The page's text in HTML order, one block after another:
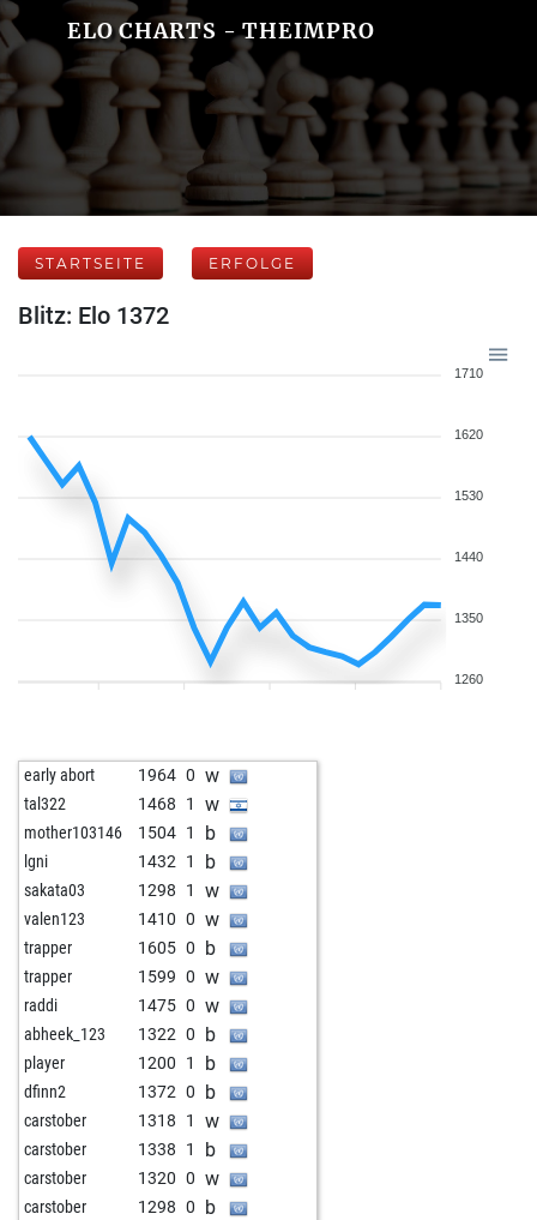
ELO CHARTS - THEIMPRO
STARTSEITE ERFOLGE
Blitz: Elo 1372
1710
1620
1530
1440
1350
1260
early abort 1964 0 w
tal322 1468 1 w
mother103146 1504 1 b
lgni 1432 1 b
sakata03 1298 1 w
valen123 1410 0 w
trapper 1605 0 b
trapper 1599 0 w
raddi 1475 0 w
abheek_123 1322 0 b
player 1200 1 b
dfinn2 1372 0 b
carstober 1318 1 w
carstober 1338 1 b
carstober 1320 0 w
carstober 1298 0 b